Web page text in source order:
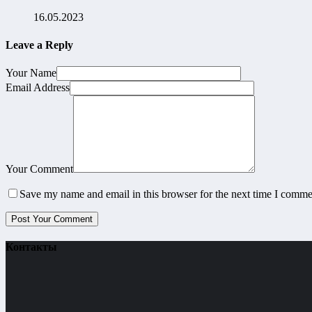
16.05.2023
Leave a Reply
Your Name
Email Address
Your Comment
Save my name and email in this browser for the next time I
Контакты